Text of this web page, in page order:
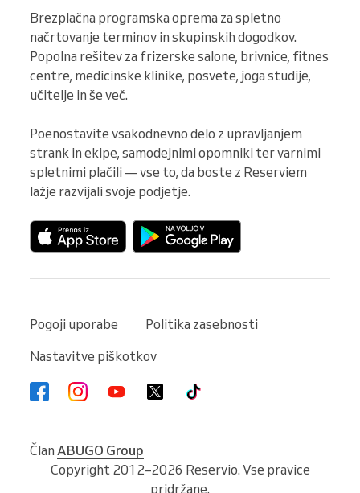
Brezplačna programska oprema za spletno
načrtovanje terminov in skupinskih dogodkov.
Popolna rešitev za frizerske salone, brivnice, fitnes
centre, medicinske klinike, posvete, joga studije,
učitelje in še več.
Poenostavite vsakodnevno delo z upravljanjem
strank in ekipe, samodejnimi opomniki ter varnimi
spletnimi plačili — vse to, da boste z Reserviem
lažje razvijali svoje podjetje.
Pogoji uporabe
Politika zasebnosti
Nastavitve piškotkov
Član ABUGO Group
Copyright 2012–2026 Reservio. Vse pravice
pridržane.